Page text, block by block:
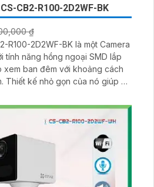
CB2-R100-2D2WF-BK
₫
R100-2D2WF-BK là một Camera
ban đêm với khoảng cách
IP, camera cung cấp chất
chi tiết